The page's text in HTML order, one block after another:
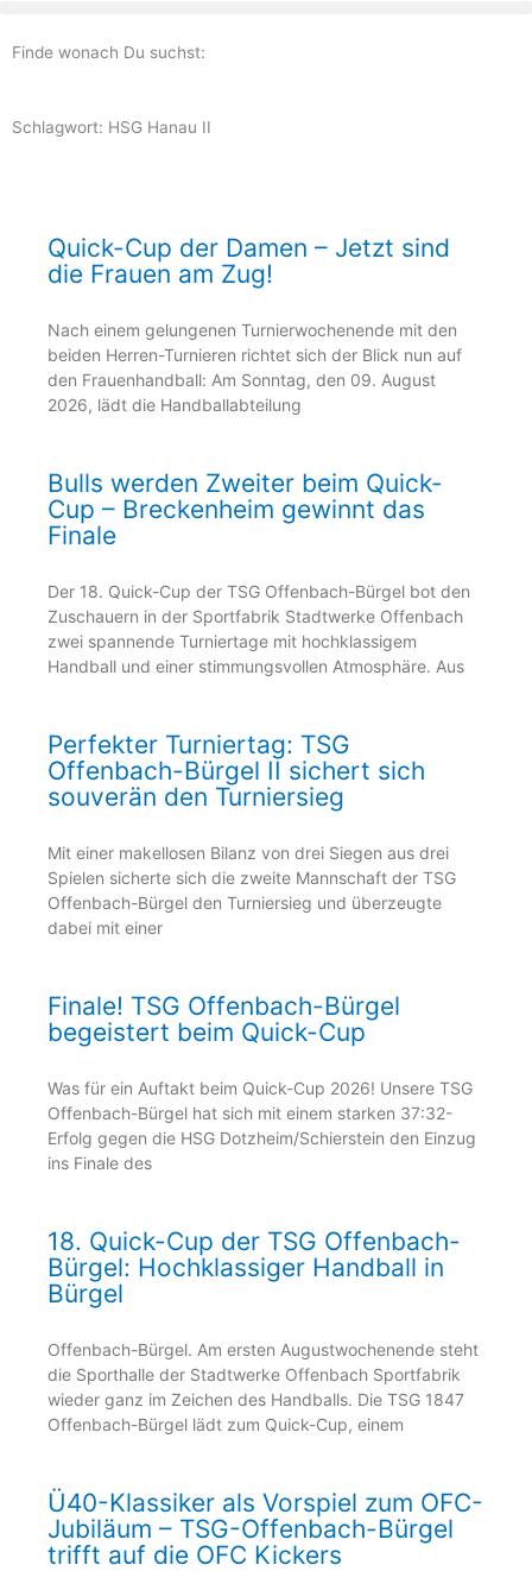
springen
Finde wonach Du suchst:
Schlagwort: HSG Hanau II
Quick-Cup der Damen – Jetzt sind
die Frauen am Zug!
Nach einem gelungenen Turnierwochenende mit den
beiden Herren-Turnieren richtet sich der Blick nun auf
den Frauenhandball: Am Sonntag, den 09. August
2026, lädt die Handballabteilung
Bulls werden Zweiter beim Quick-
Cup – Breckenheim gewinnt das
Finale
Der 18. Quick-Cup der TSG Offenbach-Bürgel bot den
Zuschauern in der Sportfabrik Stadtwerke Offenbach
zwei spannende Turniertage mit hochklassigem
Handball und einer stimmungsvollen Atmosphäre. Aus
Perfekter Turniertag: TSG
Offenbach-Bürgel II sichert sich
souverän den Turniersieg
Mit einer makellosen Bilanz von drei Siegen aus drei
Spielen sicherte sich die zweite Mannschaft der TSG
Offenbach-Bürgel den Turniersieg und überzeugte
dabei mit einer
Finale! TSG Offenbach-Bürgel
begeistert beim Quick-Cup
Was für ein Auftakt beim Quick-Cup 2026! Unsere TSG
Offenbach-Bürgel hat sich mit einem starken 37:32-
Erfolg gegen die HSG Dotzheim/Schierstein den Einzug
ins Finale des
18. Quick-Cup der TSG Offenbach-
Bürgel: Hochklassiger Handball in
Bürgel
Offenbach-Bürgel. Am ersten Augustwochenende steht
die Sporthalle der Stadtwerke Offenbach Sportfabrik
wieder ganz im Zeichen des Handballs. Die TSG 1847
Offenbach-Bürgel lädt zum Quick-Cup, einem
Ü40-Klassiker als Vorspiel zum OFC-
Jubiläum – TSG-Offenbach-Bürgel
trifft auf die OFC Kickers